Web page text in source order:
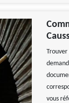
Trouver
vous